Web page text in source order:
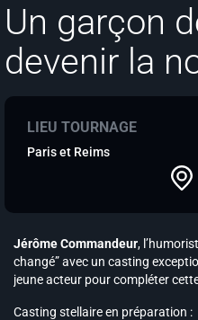
Un garçon
devenir la
LIEU TOURNAGE
Paris et Reims
Jérôme Commandeur,
changé” avec un casting
jeune acteur pour compléter
Casting stellaire en préparation :